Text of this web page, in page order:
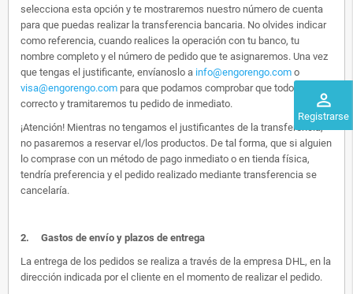
perm_identity
Registrarse
selecciona esta opción y te mostraremos nuestro número de cuenta
para que puedas realizar la transferencia bancaria. No olvides indicar
como referencia, cuando realices la operación con tu banco, tu
nombre completo y el número de pedido que te asignaremos. Una vez
que tengas el justificante, envíanoslo a info@engorengo.com o
visa@engorengo.com para que podamos comprobar que todo es
correcto y tramitaremos tu pedido de inmediato.
¡Atención! Mientras no tengamos el justificantes de la transferencia,
no pasaremos a reservar el/los productos. De tal forma, que si alguien
lo comprase con un método de pago inmediato o en tienda física,
tendría preferencia y el pedido realizado mediante transferencia se
cancelaría.
2. Gastos de envío y plazos de entrega
La entrega de los pedidos se realiza a través de la empresa DHL, en la
dirección indicada por el cliente en el momento de realizar el pedido.